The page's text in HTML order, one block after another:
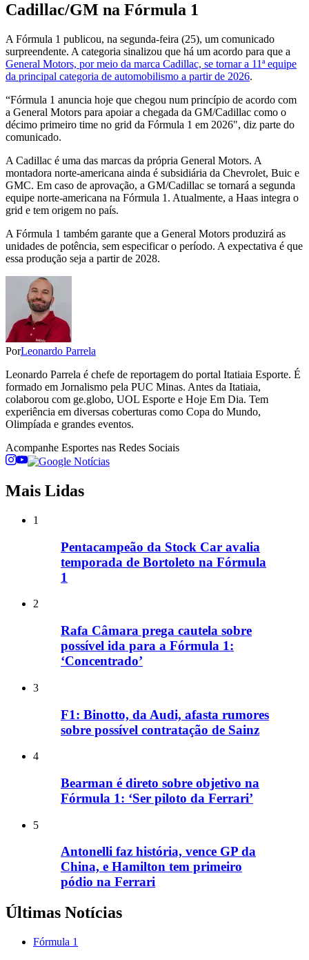
Cadillac/GM na Fórmula 1
A Fórmula 1 publicou, na segunda-feira (25), um comunicado
surpreendente. A categoria sinalizou que há um acordo para que a
General Motors, por meio da marca Cadillac, se tornar a 11ª equipe
da principal categoria de automobilismo a partir de 2026.
“Fórmula 1 anuncia hoje que chegou num princípio de acordo com
a General Motors para apoiar a chegada da GM/Cadillac como o
décimo primeiro time no grid da Fórmula 1 em 2026", diz parte do
comunicado.
A Cadillac é uma das marcas da própria General Motors. A
montadora norte-americana ainda é subsidiária da Chevrolet, Buic e
GMC. Em caso de aprovação, a GM/Cadillac se tornará a segunda
equipe norte-americana na Fórmula 1. Atualmente, a Haas integra o
grid e tem origem no país.
A Fórmula 1 também garante que a General Motors produzirá as
unidades de potência, sem especificar o período. A expectativa é que
essa produção seja a partir de 2028.
PorLeonardo Parrela
Leonardo Parrela é chefe de reportagem do portal Itatiaia Esporte. É
formado em Jornalismo pela PUC Minas. Antes da Itatiaia,
colaborou com ge.globo, UOL Esporte e Hoje Em Dia. Tem
experiência em diversas coberturas como Copa do Mundo,
Olimpíada e grandes eventos.
Acompanhe Esportes nas Redes Sociais
Mais Lidas
1
Pentacampeão da Stock Car avalia
temporada de Bortoleto na Fórmula
1
2
Rafa Câmara prega cautela sobre
possível ida para a Fórmula 1:
‘Concentrado’
3
F1: Binotto, da Audi, afasta rumores
sobre possível contratação de Sainz
4
Bearman é direto sobre objetivo na
Fórmula 1: ‘Ser piloto da Ferrari’
5
Antonelli faz história, vence GP da
China, e Hamilton tem primeiro
pódio na Ferrari
Últimas Notícias
Fórmula 1